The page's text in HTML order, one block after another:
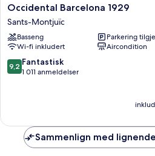
Occidental
Barcelona
1929
Sants-
Montjuïc
Occidental Barcelona 1929
Sants-Montjuïc
Basseng
Parkering
Wi-fi inkludert
Aircondition
9.2
av
9,2 Fantastisk
1 011 anmeldelser
Sammenlign med